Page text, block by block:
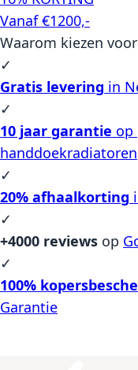
Vanaf €1200,-
Waarom kiezen
✓
Gratis levering in
✓
10 jaar garantie op
handdoekradiatoren
✓
20% afhaalkorting
✓
+4000 reviews op
✓
100%
Garantie